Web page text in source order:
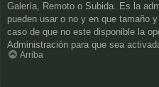
Galería, Remoto o Subida. Es la
pueden usar o no y en que tamaño
caso de que no este disponible la
Administración para que sea
Arriba